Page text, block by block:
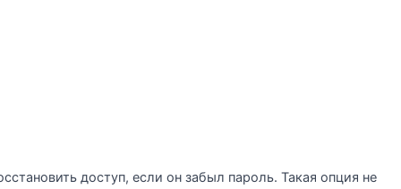
доступ, если он забыл пароль. Такая опция не